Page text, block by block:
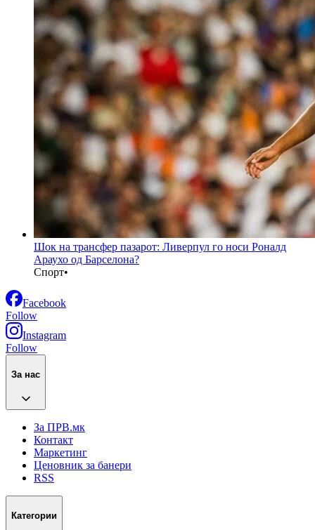
Шок на трансфер пазарот: Ливерпул го носи Роналд
Араухо од Барселона?
Спорт•
Facebook
Follow
Instagram
Follow
За нас
За ПРВ.мк
Контакт
Маркетинг
Ценовник за банери
RSS
Категории